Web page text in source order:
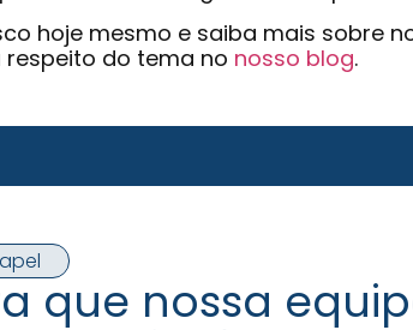
hoje mesmo e saiba mais sobre
do tema no nosso blog.
que nossa